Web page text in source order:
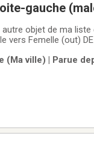
droite-gauche
objet de ma
(out) DE
ville) | Parue